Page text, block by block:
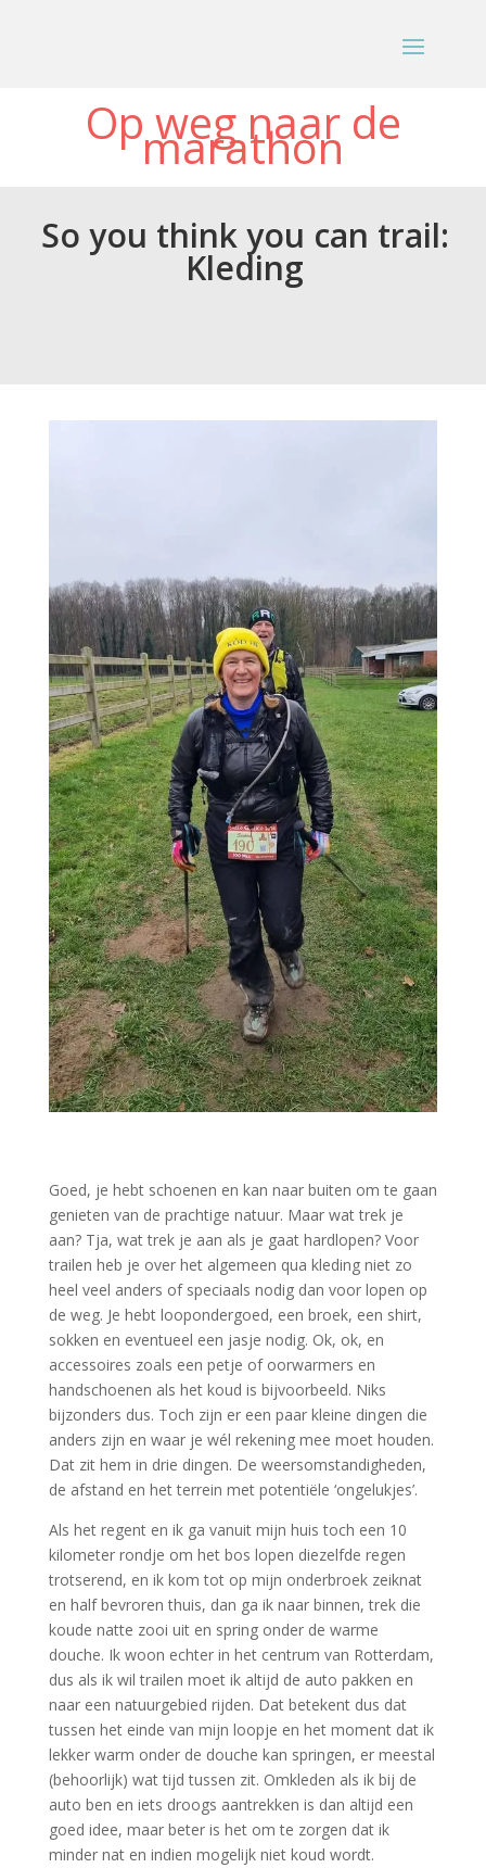
Op weg naar de
marathon
So you think you can trail:
Kleding
Goed, je hebt schoenen en kan naar buiten om te gaan
genieten van de prachtige natuur. Maar wat trek je
aan? Tja, wat trek je aan als je gaat hardlopen? Voor
trailen heb je over het algemeen qua kleding niet zo
heel veel anders of speciaals nodig dan voor lopen op
de weg. Je hebt loopondergoed, een broek, een shirt,
sokken en eventueel een jasje nodig. Ok, ok, en
accessoires zoals een petje of oorwarmers en
handschoenen als het koud is bijvoorbeeld. Niks
bijzonders dus. Toch zijn er een paar kleine dingen die
anders zijn en waar je wél rekening mee moet houden.
Dat zit hem in drie dingen. De weersomstandigheden,
de afstand en het terrein met potentiële ‘ongelukjes’.
Als het regent en ik ga vanuit mijn huis toch een 10
kilometer rondje om het bos lopen diezelfde regen
trotserend, en ik kom tot op mijn onderbroek zeiknat
en half bevroren thuis, dan ga ik naar binnen, trek die
koude natte zooi uit en spring onder de warme
douche. Ik woon echter in het centrum van Rotterdam,
dus als ik wil trailen moet ik altijd de auto pakken en
naar een natuurgebied rijden. Dat betekent dus dat
tussen het einde van mijn loopje en het moment dat ik
lekker warm onder de douche kan springen, er meestal
(behoorlijk) wat tijd tussen zit. Omkleden als ik bij de
auto ben en iets droogs aantrekken is dan altijd een
goed idee, maar beter is het om te zorgen dat ik
minder nat en indien mogelijk niet koud wordt.